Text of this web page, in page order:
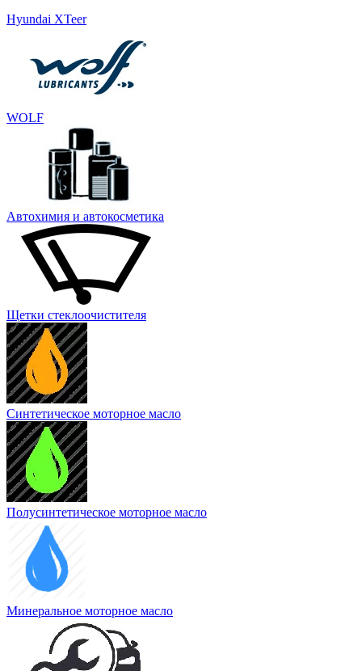
Hyundai XTeer
WOLF
Автохимия и автокосметика
Щетки стеклоочистителя
Синтетическое моторное масло
Полусинтетическое моторное масло
Минеральное моторное масло